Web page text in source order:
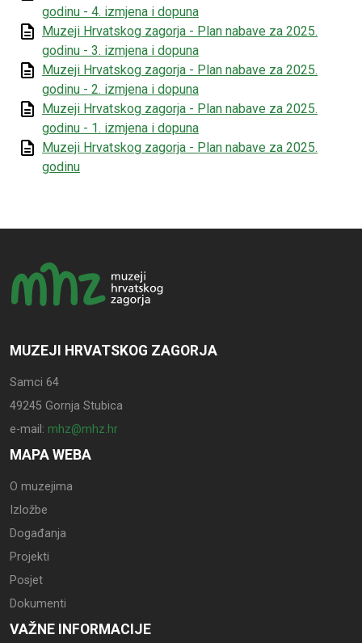
godinu - 4. izmjena i dopuna
Muzeji Hrvatskog zagorja - Plan nabave za 2025.
godinu - 3. izmjena i dopuna
Muzeji Hrvatskog zagorja - Plan nabave za 2025.
godinu - 2. izmjena i dopuna
Muzeji Hrvatskog zagorja - Plan nabave za 2025.
godinu - 1. izmjena i dopuna
Muzeji Hrvatskog zagorja - Plan nabave za 2025.
godinu
MUZEJI HRVATSKOG ZAGORJA
Samci 64
49245 Gornja Stubica
e-mail: mhz@mhz.hr
MAPA WEBA
O muzejima
Izložbe
Događanja
Projekti
Posjet
Dokumenti
VAŽNE INFORMACIJE